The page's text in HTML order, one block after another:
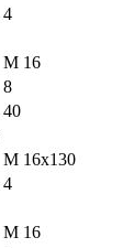
4
М 16
8
40
М 16х130
4
М 16